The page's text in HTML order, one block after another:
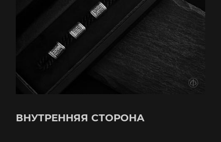
ВНУТРЕННЯЯ СТОРОНА